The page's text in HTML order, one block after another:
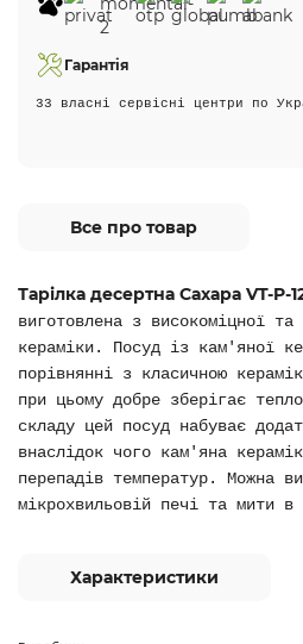
Гарантія
33 власні сервісні центри по
Все про товар
Тарілка десертна Сахара VT-P-
виготовлена з високоміцної
кераміки. Посуд із кам'яної
порівнянні з класичною
при цьому добре зберігає
складу цей посуд набуває
внаслідок чого кам'яна
перепадів температур. Можна
мікрохвильовій печі та мити в
Характеристики